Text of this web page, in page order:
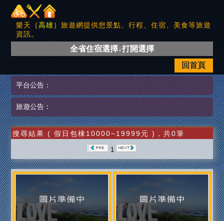
樂天｛高雄｝旅遊網提供您景點、行程、住宿、美食等旅遊
資訊。
全省住宿選擇↓打開選擇
回首頁
平台公告：
旅遊公告：
搜尋結果 ( 假日包棟10000~19999元 )，共0筆
1